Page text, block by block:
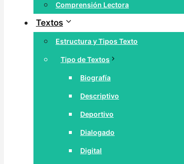
Comprensión Lectora
Textos
Estructura y Tipos Texto
Tipo de Textos
Biografía
Descriptivo
Deportivo
Dialogado
Digital